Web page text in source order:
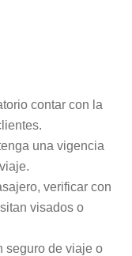
contar con la
una vigencia
verificar con
visados o
seguro de viaje o